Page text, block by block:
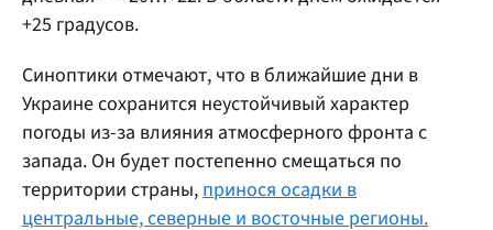
+25 градусов.
Синоптики отмечают, что в ближайшие дни в
Украине сохранится неустойчивый характер
погоды из-за влияния атмосферного фронта с
запада. Он будет постепенно смещаться по
территории страны, принося осадки в
центральные, северные и восточные регионы.